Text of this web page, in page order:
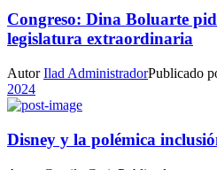
Congreso: Dina Boluarte
legislatura extraordinaria
AutorIlad AdministradorPublicado
2024
Disney y la polémica